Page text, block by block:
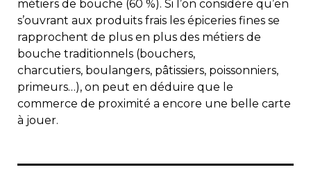
métiers de bouche (60 %). Si l’on considère qu’en
s’ouvrant aux produits frais les épiceries fines se
rapprochent de plus en plus des métiers de
bouche traditionnels (bouchers,
charcutiers, boulangers, pâtissiers, poissonniers,
primeurs…), on peut en déduire que le
commerce de proximité a encore une belle carte
à jouer.